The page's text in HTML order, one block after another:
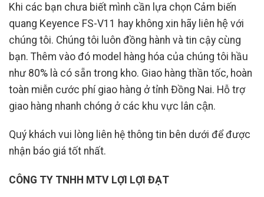
Khi các bạn chưa biết mình cần lựa chọn Cảm biến
quang Keyence FS-V11 hay không xin hãy liên hệ với
chúng tôi. Chúng tôi luôn đồng hành và tin cậy cùng
bạn. Thêm vào đó model hàng hóa của chúng tôi hầu
như 80% là có sẵn trong kho. Giao hàng thần tốc, hoàn
toàn miễn cước phí giao hàng ở tỉnh Đồng Nai. Hỗ trợ
giao hàng nhanh chóng ở các khu vực lân cận.
Quý khách vui lòng liên hệ thông tin bên dưới để được
nhận báo giá tốt nhất.
CÔNG TY TNHH MTV LỢI LỢI ĐẠT